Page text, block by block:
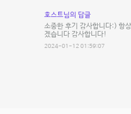
호스트님의 답글
소중한 후기 감사합니다:) 항
겠습니다 감사합니다!
2024-01-12 01:59:07